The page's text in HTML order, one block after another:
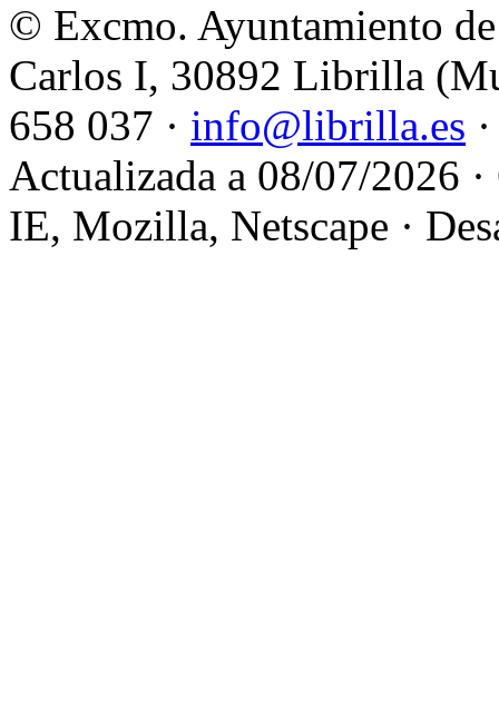
© Excmo. Ayuntamiento
Carlos I, 30892 Librilla
658 037 · info@librilla.es
Actualizada a 08/07/2026
IE, Mozilla, Netscape ·